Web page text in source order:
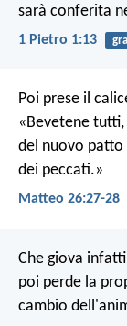
sarà conferita
1 Pietro 1:13
Poi prese il
«Bevetene
del nuovo patto
dei peccati.»
Matteo 26:27-28
Che giova
poi perde la
cambio